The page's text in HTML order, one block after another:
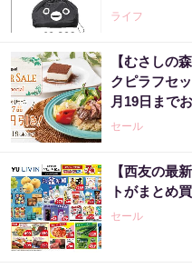
ライフ
【むさしの
クピラフセ
月19日までお
セール
【西友の最
トがまとめ
セール